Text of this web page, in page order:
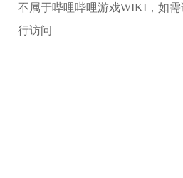
不属于哔哩哔哩游戏WIKI，如
行访问